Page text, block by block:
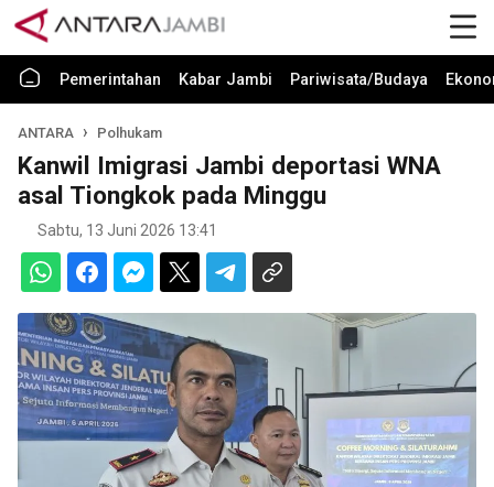
Pemerintahan Kabar Jambi Pariwisata/Budaya
ANTARA Polhukam
Kanwil Imigrasi Jambi deportasi WNA
asal Tiongkok pada Minggu
Sabtu, 13 Juni 2026 13:41